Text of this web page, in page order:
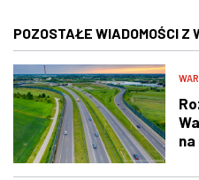
POZOSTAŁE WIADOMOŚCI Z